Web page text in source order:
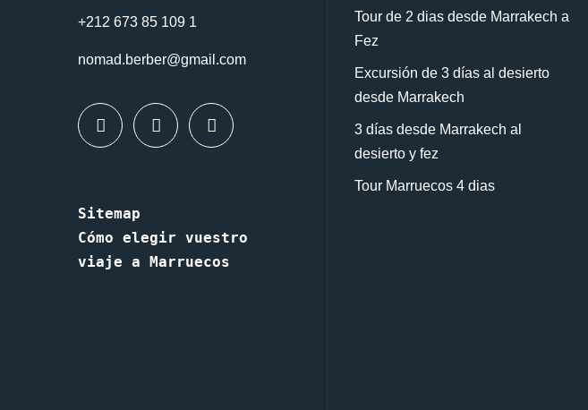
+212 673 85 109 1
nomad.berber@gmail.com
Sitemap
Cómo elegir vuestro
viaje a Marruecos
Tour de 2 dias desde Marrakech a
Fez
Excursión de 3 días al desierto
desde Marrakech
3 días desde Marrakech al
desierto y fez
Tour Marruecos 4 dias